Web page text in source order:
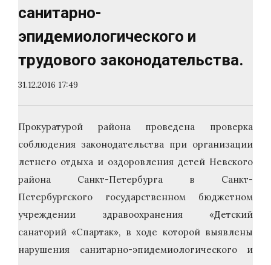
санитарно-
эпидемиологического и
трудового законодательства.
31.12.2016 17:49
Прокуратурой района проведена проверка
соблюдения законодательства при организации
летнего отдыха и оздоровления детей Невского
района Санкт-Петербурга в Санкт-
Петербургского государственном бюджетном
учреждении здравоохранения «Детский
санаторий «Спартак», в ходе которой выявлены
нарушения санитарно-эпидемиологического и